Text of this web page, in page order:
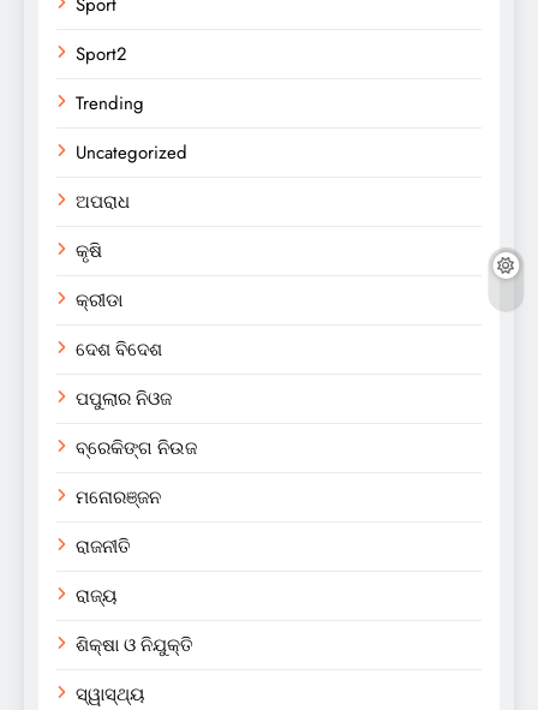
Sport2
Trending
Uncategorized
ଅପରାଧ
କୃଷି
କ୍ରୀଡା
ଦେଶ ବିଦେଶ
ପପୁଲାର ନିଓଜ
ବ୍ରେକିଙ୍ଗ ନିଉଜ
ମନୋରଞ୍ଜନ
ରାଜନୀତି
ରାଜ୍ୟ
ଶିକ୍ଷା ଓ ନିଯୁକ୍ତି
ସ୍ୱାସ୍ଥ୍ୟ